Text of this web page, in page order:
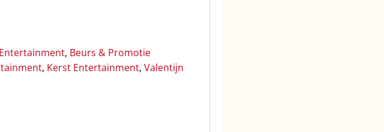
, Beurs & Promotie
, Kerst Entertainment, Valentijn